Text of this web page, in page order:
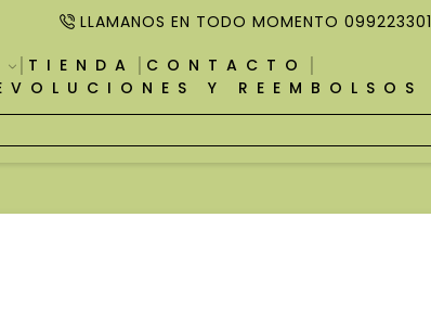
LLAMANOS EN TODO MOMENTO 099223301
TIENDA
CONTACTO
Y REEMBOLSOS